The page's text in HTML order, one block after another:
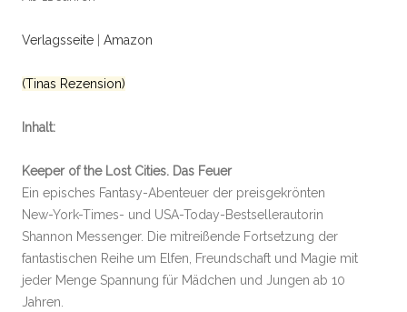
Verlagsseite Amazon
(Tinas Rezension)
Inhalt:
Keeper of the Lost Cities. Das Feuer
Ein episches Fantasy-Abenteuer der preisgekrönten
New-York-Times- und USA-Today-Bestsellerautorin
Shannon Messenger. Die mitreißende Fortsetzung der
fantastischen Reihe um Elfen, Freundschaft und Magie mit
jeder Menge Spannung für Mädchen und Jungen ab 10
Jahren.